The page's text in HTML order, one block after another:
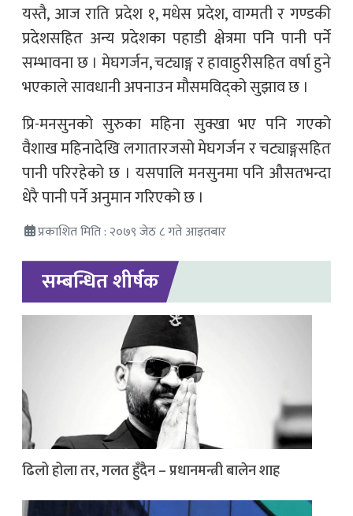
यस्तै, आज राति प्रदेश १, मधेस प्रदेश, वाग्मती र गण्डकी
प्रदेशसहित अन्य प्रदेशका पहाडी क्षेत्रमा पनि पानी पर्ने
सम्भावना छ । मेघगर्जन, चट्याङ्ग र हावाहुरीसहित वर्षा हुने
भएकाले सावधानी अपनाउन मौसमविद्को सुझाव छ ।
प्रि-मनसुनको सुरुका महिना सुक्खा भए पनि गएको
वैशाख महिनादेखि लगातारजसो मेघगर्जन र चट्याङ्गसहित
पानी परिरहेको छ । यसपालि मनसुनमा पनि औसतभन्दा
धेरै पानी पर्ने अनुमान गरिएको छ ।
प्रकाशित मिति : २०७९ जेठ ८ गते आइतबार
सम्बन्धित शीर्षक
ढिलो होला तर, गलत हुँदैन – प्रधानमन्त्री बालेन शाह